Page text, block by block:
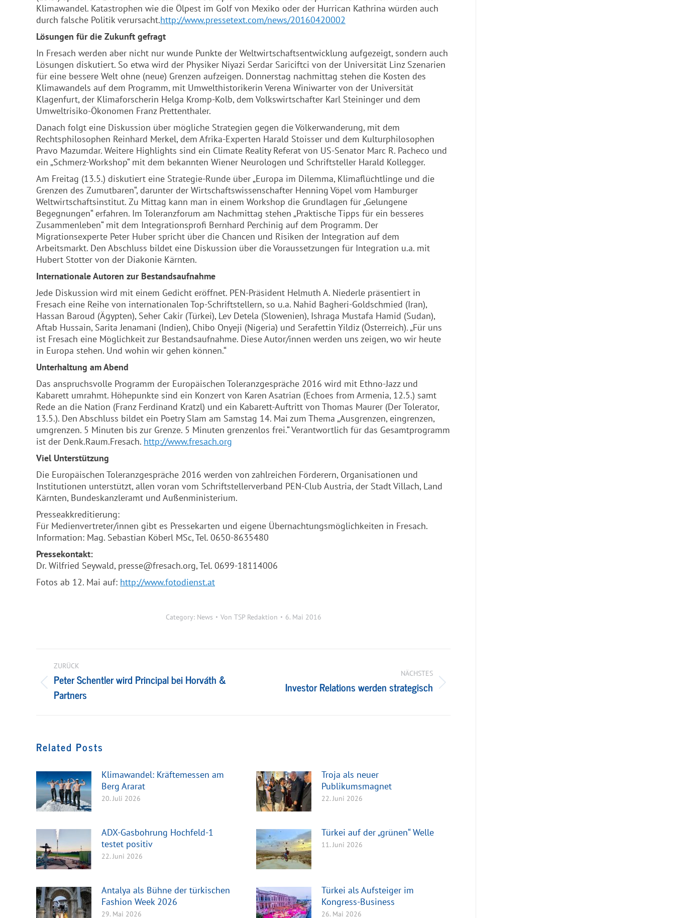
Klimawandel. Katastrophen wie die Ölpest im Golf von Mexiko oder der Hurrican Kathrina würden auch
durch falsche Politik verursacht.http://www.pressetext.com/news/20160420002
Lösungen für die Zukunft gefragt
In Fresach werden aber nicht nur wunde Punkte der Weltwirtschaftsentwicklung aufgezeigt, sondern auch
Lösungen diskutiert. So etwa wird der Physiker Niyazi Serdar Sariciftci von der Universität Linz Szenarien
für eine bessere Welt ohne (neue) Grenzen aufzeigen. Donnerstag nachmittag stehen die Kosten des
Klimawandels auf dem Programm, mit Umwelthistorikerin Verena Winiwarter von der Universität
Klagenfurt, der Klimaforscherin Helga Kromp-Kolb, dem Volkswirtschafter Karl Steininger und dem
Umweltrisiko-Ökonomen Franz Prettenthaler.
Danach folgt eine Diskussion über mögliche Strategien gegen die Völkerwanderung, mit dem
Rechtsphilosophen Reinhard Merkel, dem Afrika-Experten Harald Stoisser und dem Kulturphilosophen
Pravo Mazumdar. Weitere Highlights sind ein Climate Reality Referat von US-Senator Marc R. Pacheco und
ein „Schmerz-Workshop“ mit dem bekannten Wiener Neurologen und Schriftsteller Harald Kollegger.
Am Freitag (13.5.) diskutiert eine Strategie-Runde über „Europa im Dilemma, Klimaflüchtlinge und die
Grenzen des Zumutbaren“, darunter der Wirtschaftswissenschafter Henning Vöpel vom Hamburger
Weltwirtschaftsinstitut. Zu Mittag kann man in einem Workshop die Grundlagen für „Gelungene
Begegnungen“ erfahren. Im Toleranzforum am Nachmittag stehen „Praktische Tipps für ein besseres
Zusammenleben“ mit dem Integrationsprofi Bernhard Perchinig auf dem Programm. Der
Migrationsexperte Peter Huber spricht über die Chancen und Risiken der Integration auf dem
Arbeitsmarkt. Den Abschluss bildet eine Diskussion über die Voraussetzungen für Integration u.a. mit
Hubert Stotter von der Diakonie Kärnten.
Internationale Autoren zur Bestandsaufnahme
Jede Diskussion wird mit einem Gedicht eröffnet. PEN-Präsident Helmuth A. Niederle präsentiert in
Fresach eine Reihe von internationalen Top-Schriftstellern, so u.a. Nahid Bagheri-Goldschmied (Iran),
Hassan Baroud (Ägypten), Seher Cakir (Türkei), Lev Detela (Slowenien), Ishraga Mustafa Hamid (Sudan),
Aftab Hussain, Sarita Jenamani (Indien), Chibo Onyeji (Nigeria) und Serafettin Yildiz (Österreich). „Für uns
ist Fresach eine Möglichkeit zur Bestandsaufnahme. Diese Autor/innen werden uns zeigen, wo wir heute
in Europa stehen. Und wohin wir gehen können.“
Unterhaltung am Abend
Das anspruchsvolle Programm der Europäischen Toleranzgespräche 2016 wird mit Ethno-Jazz und
Kabarett umrahmt. Höhepunkte sind ein Konzert von Karen Asatrian (Echoes from Armenia, 12.5.) samt
Rede an die Nation (Franz Ferdinand Kratzl) und ein Kabarett-Auftritt von Thomas Maurer (Der Tolerator,
13.5.). Den Abschluss bildet ein Poetry Slam am Samstag 14. Mai zum Thema „Ausgrenzen, eingrenzen,
umgrenzen. 5 Minuten bis zur Grenze. 5 Minuten grenzenlos frei.“ Verantwortlich für das Gesamtprogramm
ist der Denk.Raum.Fresach. http://www.fresach.org
Viel Unterstützung
Die Europäischen Toleranzgespräche 2016 werden von zahlreichen Förderern, Organisationen und
Institutionen unterstützt, allen voran vom Schriftstellerverband PEN-Club Austria, der Stadt Villach, Land
Kärnten, Bundeskanzleramt und Außenministerium.
Presseakkreditierung:
Für Medienvertreter/innen gibt es Pressekarten und eigene Übernachtungsmöglichkeiten in Fresach.
Information: Mag. Sebastian Köberl MSc, Tel. 0650-8635480
Pressekontakt:
Dr. Wilfried Seywald, presse@fresach.org, Tel. 0699-18114006
Fotos ab 12. Mai auf: http://www.fotodienst.at
Category: News Von TSP Redaktion 6. Mai 2016
ZURÜCK
Vorheriger
Beitrag:
Peter Schentler wird Principal bei Horváth &
Partners
NÄCHSTES
NächsterInvestor Relations werden strategisch
Related Posts
Klimawandel: Kräftemessen am
Berg Ararat
20. Juli 2026
Troja als neuer
Publikumsmagnet
22. Juni 2026
ADX-Gasbohrung Hochfeld-1
testet positiv
22. Juni 2026
Türkei auf der „grünen“ Welle
11. Juni 2026
Antalya als Bühne der türkischen
Fashion Week 2026
29. Mai 2026
Türkei als Aufsteiger im
Kongress-Business
26. Mai 2026